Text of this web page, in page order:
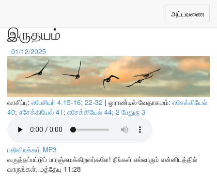
Toggle
navigation
அட்டவணை
அனைவருக்கான தேவனின்
இருதயம்
01/12/2025
வாசிப்பு: எபேசியர் 4.15-16; 22-32 | ஓராண்டில் வேதாகமம்: எசேக்கியேல்
40; எசேக்கியேல் 41 ; எசேக்கியேல் 44; 2 பேதுரு 3
பதிவிறக்கம் MP3
வருத்தப்பட்டுப் பாரஞ்சுமக்கிறவர்களே! நீங்கள் எல்லாரும் என்னிடத்தில்
வாருங்கள். மத்தேயு 11:28